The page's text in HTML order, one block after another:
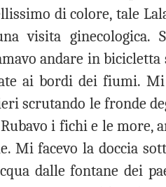
di colore, tale
visita ginecologica.
andare in
ai bordi dei fiumi.
scrutando le fronde
i fichi e le more,
Mi facevo la doccia
dalle fontane dei